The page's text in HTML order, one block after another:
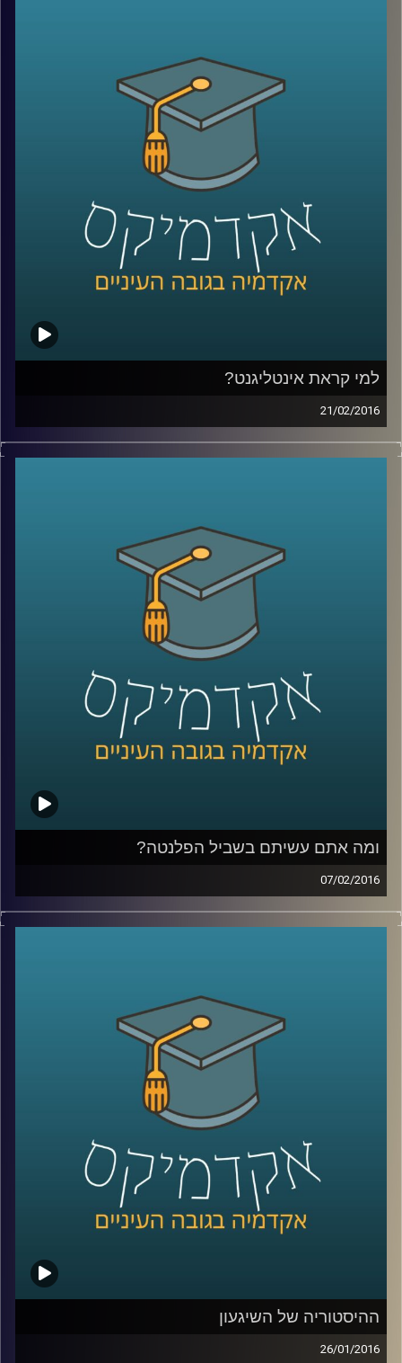
אפשר לעשות עם זה? דוקטור שרית סמילה-סנד
חוקרת פילוסופיה של מוסר, ושואלת שאלות
מוסריות הקשורות בהשפעתה של תחושת
האמפתיה בין בני האדם וביכולתה לשפר את
היחסים בין אדם לחברו. העיסוק הפילוסופי הופך
.
קרדיט תמונות:AudioVersity
למי קראת אינטליגנט?
21/02/2016
דוקטור הדס אראל חוקרת אינטליגנציה – מהי?
שאולי קשה לקבל ולהודות בו: כל דור חכם
מקודמו. מצד שני, המבחנים לא השתנו כבר
הרבה מאוד שנים, ויתכן והמדדים שלהם איבדו
משהו מהרלוונטיות שלהם. בואו ללמוד על
קרדיט תמונות: AudioVersity
ומה אתם עשיתם בשביל הפלנטה?
07/02/2016
פרופסור אורי מרינוב מביא איתו רוח אופטימית
ישראל: משאב המים והים בה והשינויים בתחום
התחבורה הציבורית. אל תשבו שלובי רגליים –
התחילו לפעול למען כדור ארץ קריר יותר,
שמסוגל לשרוד את התרבות הטכנולוגית שלנו
AudioVersity
ההיסטוריה של השיגעון
26/01/2016